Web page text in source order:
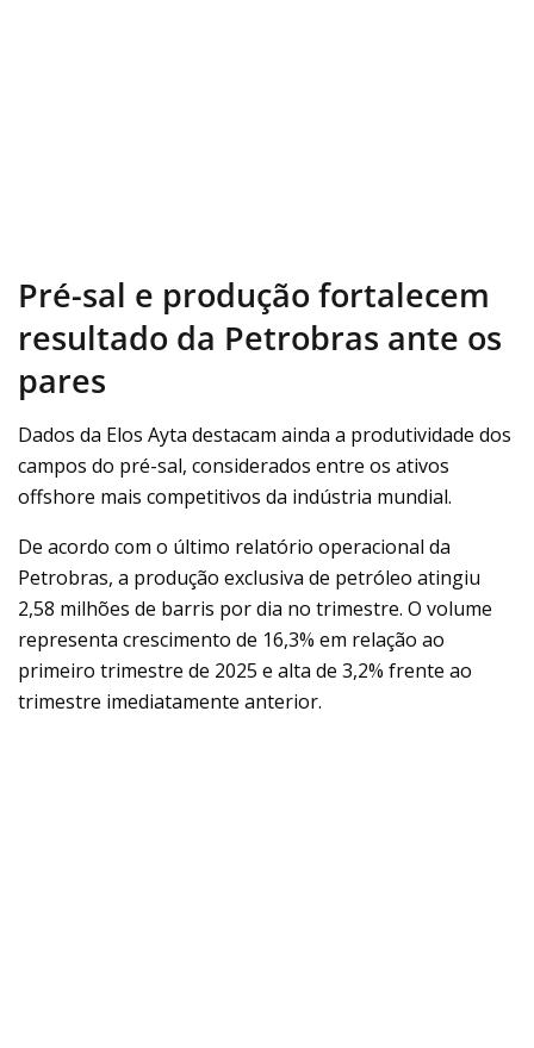
Pré-sal e produção fortalecem
resultado da Petrobras ante os
pares
Dados da Elos Ayta destacam ainda a produtividade dos
campos do pré-sal, considerados entre os ativos
offshore mais competitivos da indústria mundial.
De acordo com o último relatório operacional da
Petrobras, a produção exclusiva de petróleo atingiu
2,58 milhões de barris por dia no trimestre. O volume
representa crescimento de 16,3% em relação ao
primeiro trimestre de 2025 e alta de 3,2% frente ao
trimestre imediatamente anterior.